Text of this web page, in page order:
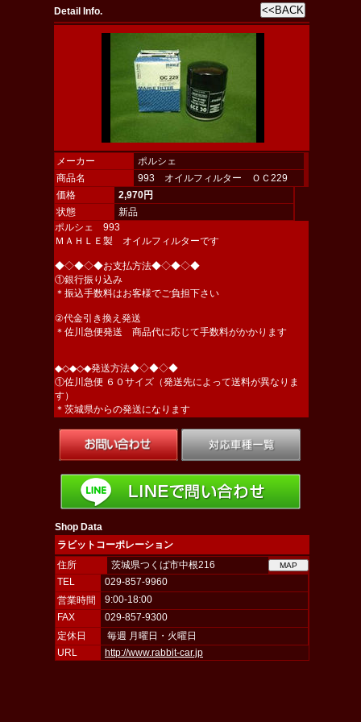
Detail Info.
メーカー
ポルシェ
商品名
993 オイルフィルター ＯＣ229
価格
2,970円
状態
新品
ポルシェ 993
ＭＡＨＬＥ製 オイルフィルターです
◆◇◆◇◆お支払方法◆◇◆◇◆
①銀行振り込み
＊振込手数料はお客様でご負担下さい
②代金引き換え発送
＊佐川急便発送 商品代に応じて手数料がかかります
◆◇◆◇◆発送方法◆◇◆◇◆
①佐川急便 ６０サイズ（発送先によって送料が異なりま
す）
＊茨城県からの発送になります
Shop Data
ラビットコーポレーション
住所
茨城県つくば市中根216
TEL
029-857-9960
営業時間
9:00-18:00
FAX
029-857-9300
定休日
毎週 月曜日・火曜日
URL
http://www.rabbit-car.jp